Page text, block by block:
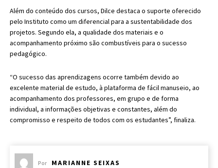
Além do conteúdo dos cursos, Dilce destaca o suporte oferecido
pelo Instituto como um diferencial para a sustentabilidade dos
projetos. Segundo ela, a qualidade dos materiais e o
acompanhamento próximo são combustíveis para o sucesso
pedagógico.
“O sucesso das aprendizagens ocorre também devido ao
excelente material de estudo, à plataforma de fácil manuseio, ao
acompanhamento dos professores, em grupo e de forma
individual, a informações objetivas e constantes, além do
compromisso e respeito de todos com os estudantes”, finaliza.
Por MARIANNE SEIXAS